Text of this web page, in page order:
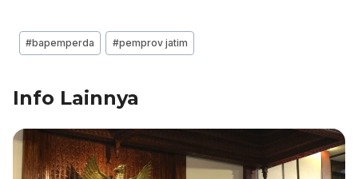
c
e
b
o
o
k
k
e
n
at
s
p
e
gr
Post
Tags:
#bapemperda #pemprov jatim
Info Lainnya